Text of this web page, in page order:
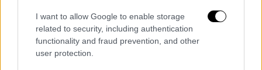
I want to allow Google to enable storage
related to security, including authentication
functionality and fraud prevention, and other
user protection.
Κόσμος|28.07.2024 21:45